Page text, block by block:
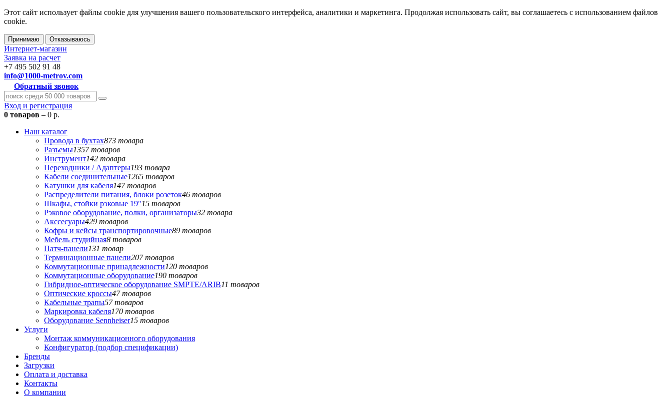
Этот сайт использует файлы cookie для улучшения вашего пользовательского интерфейса, аналитики и маркетинга. Продолжая использовать сайт, вы соглашаетесь с использованием файлов
cookie.
Принимаю Отказываюсь
Интернет-магазин
Заявка на расчет
+7 495 502 91 48
info@1000-metrov.com
Обратный звонок
Вход и регистрация
0 товаров – 0 р.
Наш каталог
Провода в бухтах873 товара
Разъемы1357 товаров
Инструмент142 товара
Переходники / Адаптеры193 товара
Кабели соединительные1265 товаров
Катушки для кабеля147 товаров
Распределители питания, блоки розеток46 товаров
Шкафы, стойки рэковые 19"15 товаров
Рэковое оборудование, полки, организаторы32 товара
Акссесуары429 товаров
Кофры и кейсы транспортировочные89 товаров
Мебель студийная8 товаров
Патч-панели131 товар
Терминационные панели207 товаров
Коммутационные принадлежности120 товаров
Коммутационные оборудование190 товаров
Гибридное-оптическое оборудование SMPTE/ARIB11 товаров
Оптические кроссы47 товаров
Кабельные трапы57 товаров
Маркировка кабеля170 товаров
Оборудование Sennheiser15 товаров
Услуги
Монтаж коммуникационного оборудования
Конфигуратор (подбор спецификации)
Бренды
Загрузки
Оплата и доставка
Контакты
О компании